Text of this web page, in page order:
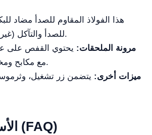
هذا الفولاذ المقاوم للصدأ مضاد
للصدأ والتآكل (غير قابل للصدأ).
مرونة الملحقات: يحتوي القفص على
مع مكابح ومخارج كهربائية.
ميزات أخرى: يتضمن زر تشغيل،
الأسئلة الشائعة (FAQ)